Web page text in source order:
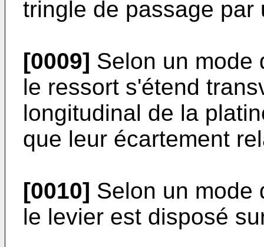
tringle de passage par
[0009] Selon un mode
le ressort s'étend
longitudinal de la
que leur écartement
[0010] Selon un mode
le levier est disposé